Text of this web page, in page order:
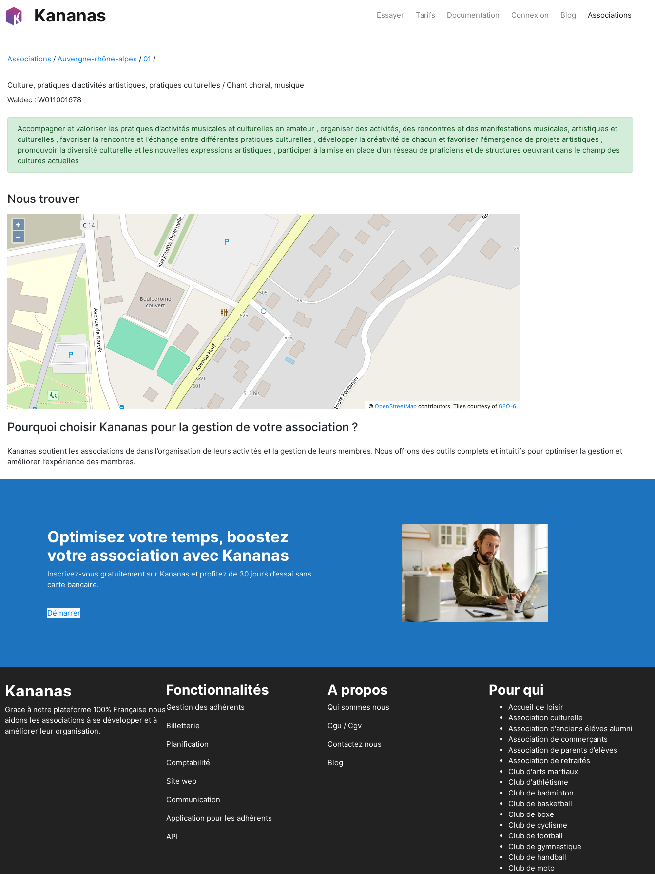
Kananas Essayer Tarifs Documentation Connexion Blog Associations
Associations / Auvergne-rhône-alpes / 01 /
Culture, pratiques d'activités artistiques, pratiques culturelles / Chant choral, musique
Waldec : W011001678
Accompagner et valoriser les pratiques d'activités musicales et culturelles en amateur , organiser des activités, des rencontres et des manifestations musicales, artistiques et
culturelles , favoriser la rencontre et l'échange entre différentes pratiques culturelles , développer la créativité de chacun et favoriser l'émergence de projets artistiques ,
promouvoir la diversité culturelle et les nouvelles expressions artistiques , participer à la mise en place d'un réseau de praticiens et de structures oeuvrant dans le champ des
cultures actuelles
Nous trouver
+
−
© OpenStreetMapcontributors. Tiles courtesy of GEO-6
Pourquoi choisir Kananas pour la gestion de votre association ?
Kananas soutient les associations de dans l’organisation de leurs activités et la gestion de leurs membres. Nous offrons des outils complets et intuitifs pour optimiser la gestion et
améliorer l’expérience des membres.
Optimisez votre temps, boostez
votre association avec Kananas
Inscrivez-vous gratuitement sur Kananas et profitez de 30 jours d’essai sans
carte bancaire.
Démarrer
Kananas
Grace à notre plateforme 100% Française nous
aidons les associations à se développer et à
améliorer leur organisation.
Fonctionnalités
Gestion des adhérents
Billetterie
Planification
Comptabilité
Site web
Communication
Application pour les adhérents
API
A propos
Qui sommes nous
Cgu / Cgv
Contactez nous
Blog
Pour qui
Accueil de loisir
Association culturelle
Association d'anciens éléves alumni
Association de commerçants
Association de parents d’élèves
Association de retraités
Club d'arts martiaux
Club d'athlétisme
Club de badminton
Club de basketball
Club de boxe
Club de cyclisme
Club de football
Club de gymnastique
Club de handball
Club de moto